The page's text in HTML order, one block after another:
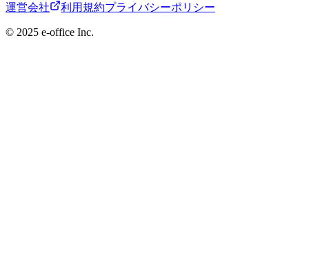
運営会社 利用規約プライバシーポリシー
©︎ 2025 e-office Inc.